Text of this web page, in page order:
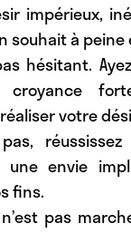
impérieux,
souhait à peine
hésitant.
croyance
votre
pas,
envie
fins.
pas